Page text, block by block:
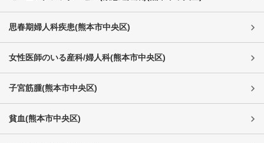
思春期婦人科疾患(熊本市中央区)
女性医師のいる産科/婦人科(熊本市中央区)
子宮筋腫(熊本市中央区)
貧血(熊本市中央区)